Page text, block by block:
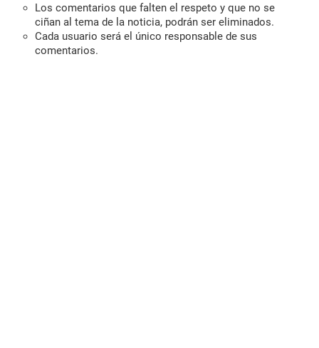
Los comentarios que falten el respeto y que no se
ciñan al tema de la noticia, podrán ser eliminados.
Cada usuario será el único responsable de sus
comentarios.